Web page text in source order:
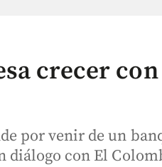
crecer
por venir de un
diálogo con El